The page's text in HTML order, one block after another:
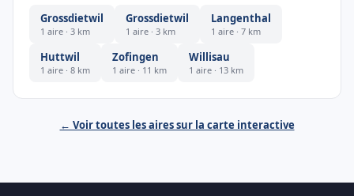
Grossdietwil
1 aire · 3 km
Grossdietwil
1 aire · 3 km
Langenthal
1 aire · 7 km
Huttwil
1 aire · 8 km
Zofingen
1 aire · 11 km
Willisau
1 aire · 13 km
← Voir toutes les aires sur la carte interactive